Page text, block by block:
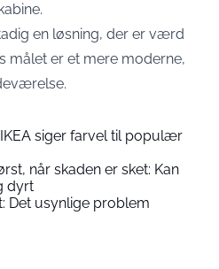
en løsning, der er værd
målet er et mere moderne,
siger farvel til populær
når skaden er sket: Kan
dyrt
Det usynlige problem